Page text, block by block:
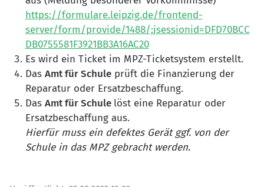
https://formulare.leipzig.de/frontend-
server/form/provide/1488/;jsessionid=DFD70BCC
DB0755581F3921BB3A16AC20
Es wird ein Ticket im MPZ-Ticketsystem erstellt.
Das Amt für Schuleprüft die Finanzierung der
Reparatur oder Ersatzbeschaffung.
Das Amt für Schule löst eine Reparatur oder
Ersatzbeschaffung aus.
Hierfür muss ein defektes Gerät ggf. von der
Schule in das MPZ gebracht werden.